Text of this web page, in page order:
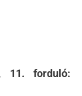
11. forduló: